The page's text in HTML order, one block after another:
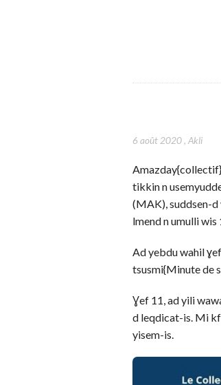
6 août 2020,Akli
tikkin n
(MAK), suddsen-d
lmend n umulli
Ad yebdu wahil
tsusmi{Minute de
Ɣef 11, ad yili
d leqdicat-is. Mi
yisem-is.